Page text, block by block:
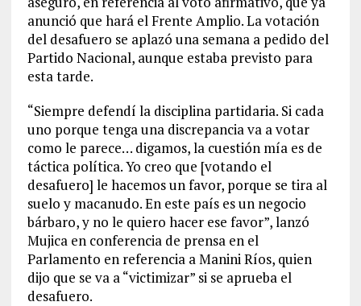
anunció que hará el Frente Amplio. La votación
del desafuero se aplazó una semana a pedido del
Partido Nacional, aunque estaba previsto para
esta tarde.
“Siempre defendí la disciplina partidaria. Si cada
uno porque tenga una discrepancia va a votar
como le parece… digamos, la cuestión mía es de
táctica política. Yo creo que [votando el
desafuero] le hacemos un favor, porque se tira al
suelo y macanudo. En este país es un negocio
bárbaro, y no le quiero hacer ese favor”, lanzó
Mujica en conferencia de prensa en el
Parlamento en referencia a Manini Ríos, quien
dijo que se va a “victimizar” si se aprueba el
desafuero.